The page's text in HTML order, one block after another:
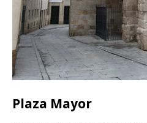
Plaza Mayor